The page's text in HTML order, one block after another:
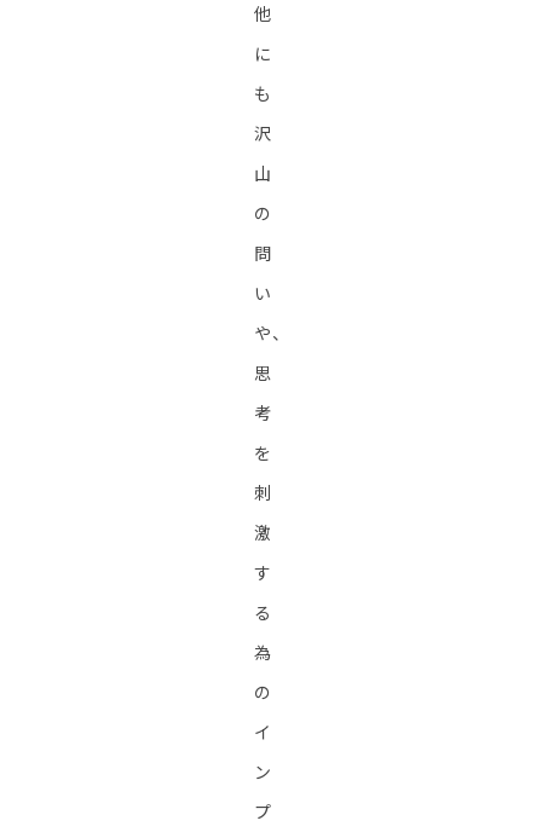
他
に
も
沢
山
の
問
い
や、
思
考
を
刺
激
す
る
為
の
イ
ン
プ